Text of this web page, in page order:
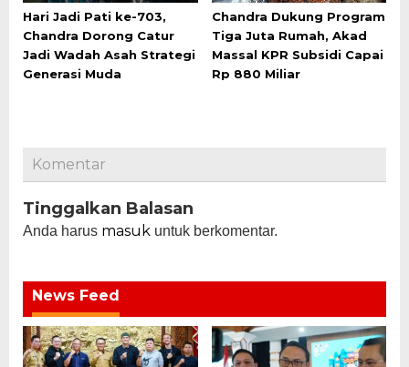
Hari Jadi Pati ke-703,
Chandra Dorong Catur
Jadi Wadah Asah Strategi
Generasi Muda
Chandra Dukung Program
Tiga Juta Rumah, Akad
Massal KPR Subsidi Capai
Rp 880 Miliar
Komentar
Tinggalkan Balasan
Anda harus masuk untuk berkomentar.
News Feed